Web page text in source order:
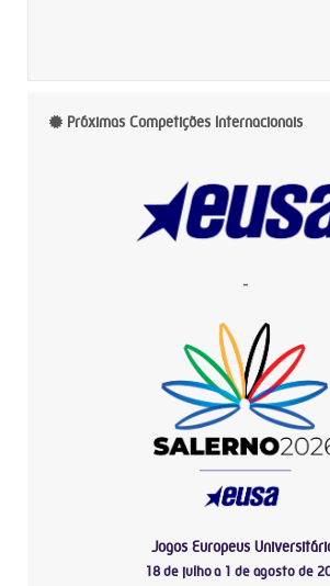
Próximas Competições Internacionais
-
Jogos Europeus
18 de julho a 1 de agosto de